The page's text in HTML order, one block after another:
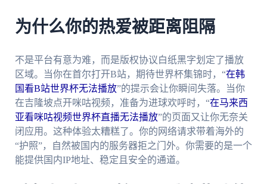
为什么你的热爱被距离阻隔
不是平台有意为难，而是版权协议白纸黑字划定了播放
区域。当你在首尔打开B站，期待世界杯集锦时，“在韩
国看B站世界杯无法播放”的提示会让你瞬间失落。当你
在吉隆坡点开咪咕视频，准备为进球欢呼时，“在马来西
亚看咪咕视频世界杯直播无法播放”的页面又让你无奈关
闭应用。这种体验太糟糕了。你的网络请求带着海外的
“护照”，自然被国内的服务器拒之门外。你需要的是一个
能提供国内IP地址、稳定且安全的通道。